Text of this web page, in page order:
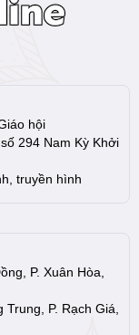
hội
294 Nam Kỳ Khởi
truyền hình
P. Xuân Hòa,
Trung, P. Rạch Giá,